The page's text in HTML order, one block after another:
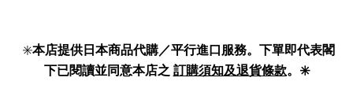
✳️本店提供日本商品代購／平行進口服務。下單即代表閣
下已閱讀並同意本店之 訂購須知及退貨條款。✳️